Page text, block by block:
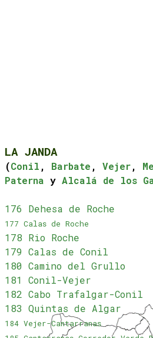
LA JANDA
(Conil , Barbate , Vejer,
Paterna y Alcalá de los
176 Dehesa de Roche
177 Calas de Roche
178 Rio Roche
179 Calas de Conil
180 Camino del Grullo
181 Conil-Vejer
182 Cabo Trafalgar-Conil
183 Quintas de Algar
184 Vejer-Cantarranas